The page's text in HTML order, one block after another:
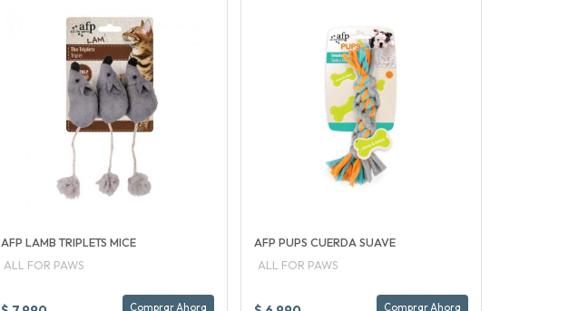
AFP LAMB TRIPLETS MICE
ALL FOR PAWS
Comprar Ahora
AFP PUPS CUERDA SUAVE
ALL FOR PAWS
Comprar Ahora